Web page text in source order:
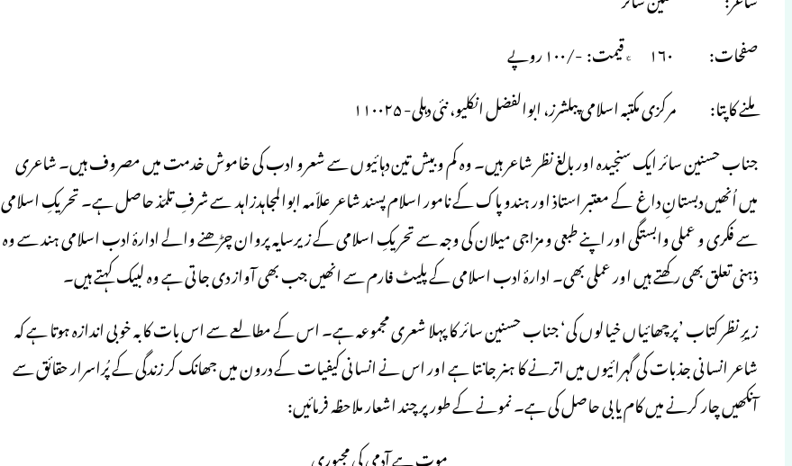
صفحات: ۱۶۰ ٭قیمت: -/۱۰۰ روپے
ملنے کاپتا: مرکزی مکتبہ اسلامی پبلشرز، ابوالفضل انکلیو، نئی دہلی- ۱۱۰۰۲۵
جناب حسنین سائر ایک سنجیدہ اور بالغ نظر شاعر ہیں۔ وہ کم و بیش تین دہائیوں سے شعرو ادب کی خاموش خدمت میں مصروف ہیں۔ شاعری
میں اُنھیں دبستانِ داغ کے معتبر استاذ اور ہندو پاک کے نامور اسلام پسند شاعر علاّمہ ابوالمجاہدزاہد سے شرفِ تلمّذ حاصل ہے۔ تحریکِ اسلامی
سے فکری و عملی وابستگی اور اپنے طبعی و مزاجی میلان کی وجہ سے تحریکِ اسلامی کے زیرسایہ پروان چڑھنے والے ادارۂ ادب اسلامی ہند سے وہ
ذہنی تعلق بھی رکھتے ہیں اور عملی بھی۔ ادارۂ ادب اسلامی کے پلیٹ فارم سے انھیں جب بھی آواز دی جاتی ہے وہ لبیک کہتے ہیں۔
زیرِ نظر کتاب ’پرچھائیاں خیالوں کی‘ جناب حسنین سائر کا پہلا شعری مجموعہ ہے۔ اس کے مطالعے سے اس بات کا بہ خوبی اندازہ ہوتا ہے کہ
شاعر انسانی جذبات کی گہرائیوں میں اترنے کا ہنر جانتا ہے اور اس نے انسانی کیفیات کے درون میں جھانک کر زندگی کے پُراسرار حقائق سے
آنکھیں چار کرنے میں کام یابی حاصل کی ہے۔ نمونے کے طورپر چند اشعار ملاحظہ فرمائیں:
موت ہے آدمی کی مجبوری